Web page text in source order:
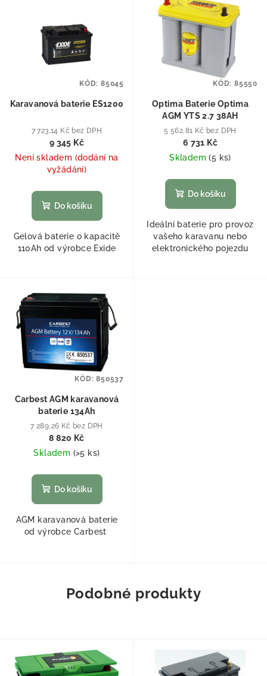
Karavanová baterie ES1200
7 723,14 Kč bez DPH
9 345 Kč
Není skladem (dodání na
vyžádání)
Do košíku
Gelová baterie o kapacitě
110Ah od výrobce Exide
KÓD: 85045
Optima Baterie Optima
AGM YTS 2.7 38AH
5 562,81 Kč bez DPH
6 731 Kč
Skladem(5 ks)
Do košíku
Ideální baterie pro provoz
vašeho karavanu nebo
elektronického pojezdu
KÓD: 85550
Carbest AGM karavanová
baterie 134Ah
7 289,26 Kč bez DPH
8 820 Kč
Skladem (>5 ks)
Do košíku
AGM karavanová baterie
od výrobce Carbest
KÓD:850537
Podobné produkty